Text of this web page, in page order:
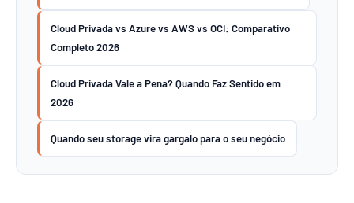
Cloud Privada vs Azure vs AWS vs OCI: Comparativo
Completo 2026
Cloud Privada Vale a Pena? Quando Faz Sentido em
2026
Quando seu storage vira gargalo para o seu negócio